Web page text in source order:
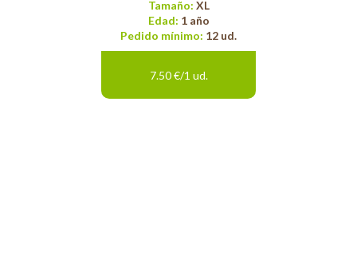
Tamaño: XL
Edad: 1 año
Pedido mínimo: 12 ud.
7.50 €/1 ud.